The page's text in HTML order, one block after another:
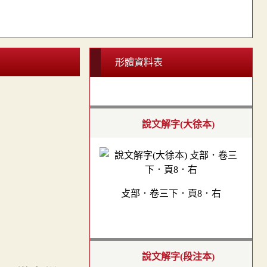
形體資料表
說文解字(大徐本)
攴部．卷三下．頁8．右
說文解字(段注本)